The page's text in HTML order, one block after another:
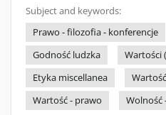
Subject and keywords:
Prawo - filozofia - konferencje
Godność ludzka
Wartości
Etyka miscellanea
Wartość - prawo
Wolność